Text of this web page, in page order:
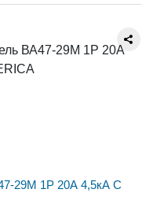
29М 1P 20А 4,5кА С